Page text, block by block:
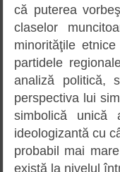
că puterea
claselor
minorităţile
partidele
analiză politică,
perspectiva lui
simbolică
ideologizantă cu
probabil mai
există la nivelul